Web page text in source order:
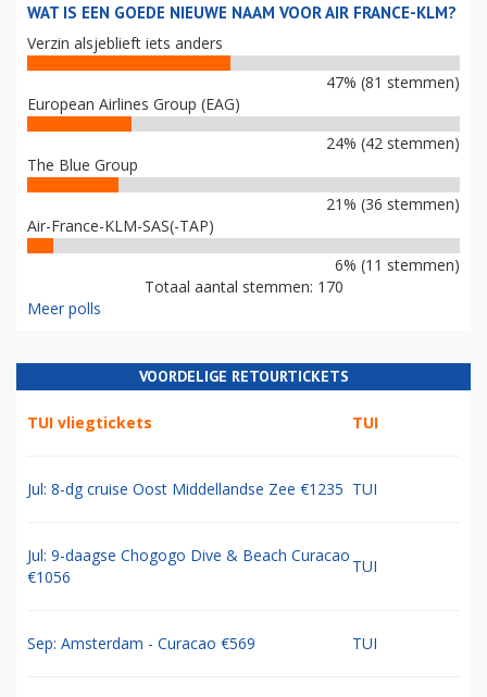
WAT IS EEN GOEDE NIEUWE NAAM VOOR AIR FRANCE-KLM?
Verzin alsjeblieft iets anders
47% (81 stemmen)
European Airlines Group (EAG)
24% (42 stemmen)
The Blue Group
21% (36 stemmen)
Air-France-KLM-SAS(-TAP)
6% (11 stemmen)
Totaal aantal stemmen: 170
Meer polls
VOORDELIGE RETOURTICKETS
TUI vliegtickets TUI
Jul: 8-dg cruise Oost Middellandse Zee €1235 TUI
Jul: 9-daagse Chogogo Dive & Beach Curacao
€1056
TUI
Sep: Amsterdam - Curacao €569 TUI